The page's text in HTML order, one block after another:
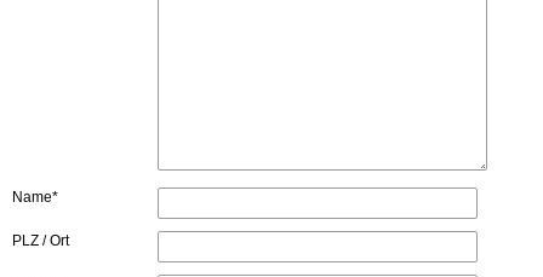
Name*
PLZ / Ort